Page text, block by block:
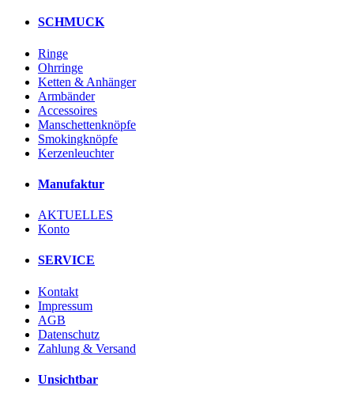
SCHMUCK
Ringe
Ohrringe
Ketten & Anhänger
Armbänder
Accessoires
Manschettenknöpfe
Smokingknöpfe
Kerzenleuchter
Manufaktur
AKTUELLES
Konto
SERVICE
Kontakt
Impressum
AGB
Datenschutz
Zahlung & Versand
Unsichtbar